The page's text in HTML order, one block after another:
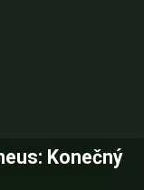
Konečný